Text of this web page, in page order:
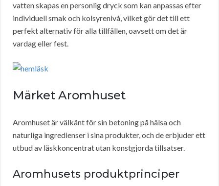
vatten skapas en personlig dryck som kan anpassas efter
individuell smak och kolsyrenivå, vilket gör det till ett
perfekt alternativ för alla tillfällen, oavsett om det är
vardag eller fest.
Märket Aromhuset
Aromhuset är välkänt för sin betoning på hälsa och
naturliga ingredienser i sina produkter, och de erbjuder ett
utbud av läskkoncentrat utan konstgjorda tillsatser.
Aromhusets produktprinciper